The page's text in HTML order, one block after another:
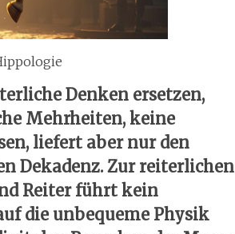
Denken ersetzen,
Mehrheiten, keine
liefert aber nur den
Dekadenz. Zur reiterlichen
Reiter führt kein
die unbequeme Physik